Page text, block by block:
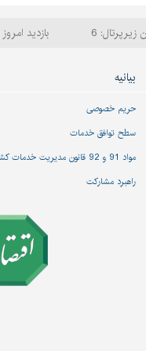
زیرپرتال: 6 بازدید امروز
بیانیه
حریم خصوصی
سطح توافق خدمات
مواد 91 و 92 قانون مدیریت خدمات کشوری
راهبرد مشارکت